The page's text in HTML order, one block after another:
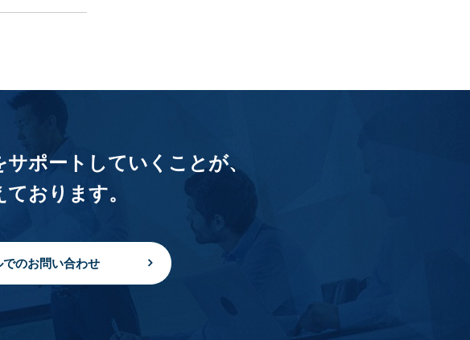
ポートしていくことが、
おります。
でのお問い合わせ